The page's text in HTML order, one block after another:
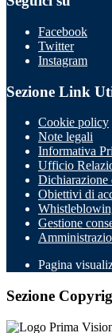
Facebook
Twitter
Instagram
Sezione Link
Cookie policy
Note legali
Informativa
Ufficio
Dichiarazione
Obiettivi di
Gestione
Pagina
Sezione